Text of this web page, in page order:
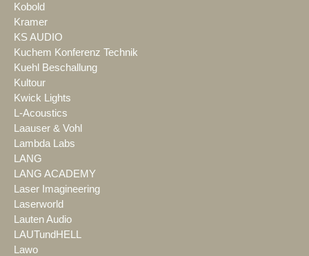
Kobold
Kramer
KS AUDIO
Kuchem Konferenz Technik
Kuehl Beschallung
Kultour
Kwick Lights
L-Acoustics
Laauser & Vohl
Lambda Labs
LANG
LANG ACADEMY
Laser Imagineering
Laserworld
Lauten Audio
LAUTundHELL
Lawo